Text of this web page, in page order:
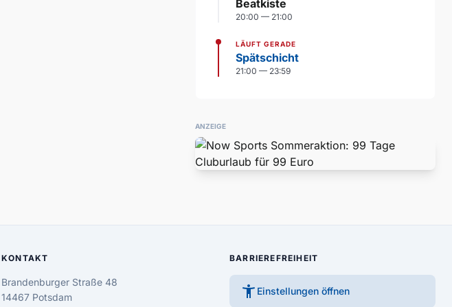
Beatkiste
20:00 — 21:00
LÄUFT GERADE
Spätschicht
21:00 — 23:59
ANZEIGE
KONTAKT
Brandenburger Straße 48
14467 Potsdam
BARRIEREFREIHEIT
accessibility_new Einstellungen öffnen